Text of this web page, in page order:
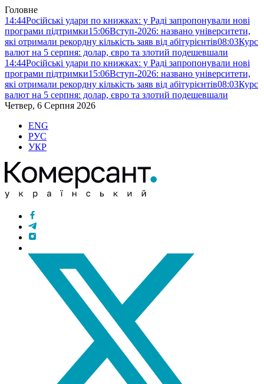
Головне
14:44Російські удари по книжках: у Раді запропонували нові
програми підтримки15:06Вступ-2026: названо університети,
які отримали рекордну кількість заяв від абітурієнтів08:03Курс
валют на 5 серпня: долар, євро та злотий подешевшали
14:44Російські удари по книжках: у Раді запропонували нові
програми підтримки15:06Вступ-2026: названо університети,
які отримали рекордну кількість заяв від абітурієнтів08:03Курс
валют на 5 серпня: долар, євро та злотий подешевшали
Четвер, 6 Серпня 2026
ENG
РУС
УКР